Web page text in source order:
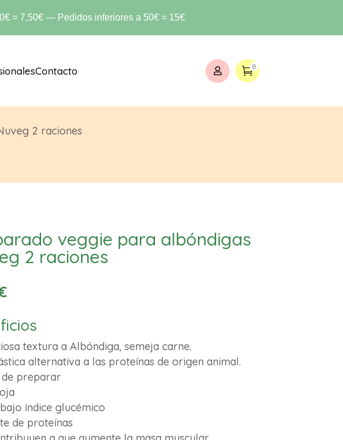
= 7,50€ — Pedidos inferiores a 50€ = 15€
Contacto  0
2 raciones
veggie para albóndigas
2 raciones
textura a Albóndiga, semeja carne.
alternativa a las proteínas de origen animal.
de preparar
índice glucémico
de proteínas